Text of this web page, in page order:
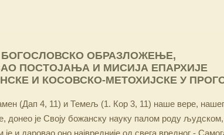
БОГОСЛОВСКО ОБРАЗЛОЖЕЊЕ,
ПОСТОЈАЊА И МИСИЈА ЕПАРХИЈЕ
И КОСОВСКО-МЕТОХИЈСКЕ У
(Дап 4, 11) и Темељ (1. Кор 3, 11) наше вере,
донео је Своју божанску науку палом роду
је и даровао оно највредније од свега вредног -